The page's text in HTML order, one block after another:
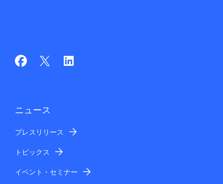
ニュース
プレスリリース
トピックス
イベント・セミナー